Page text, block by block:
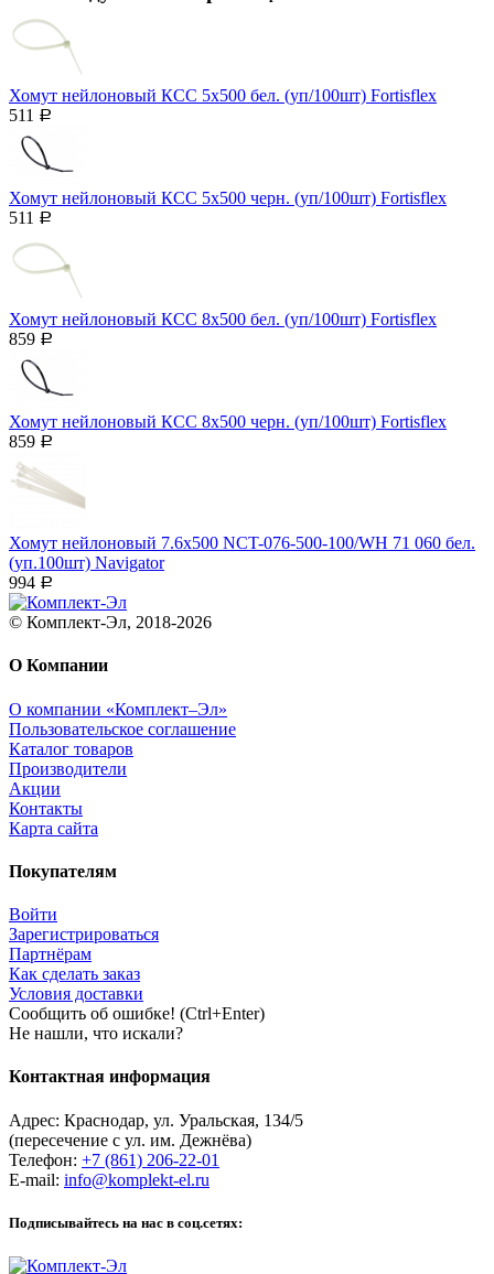
Хомут нейлоновый КСС 5х500 бел. (уп/100шт) Fortisflex
511
Р
Хомут нейлоновый КСС 5х500 черн. (уп/100шт) Fortisflex
511
Р
Хомут нейлоновый КСС 8х500 бел. (уп/100шт) Fortisflex
859 Р
Хомут нейлоновый КСС 8х500 черн. (уп/100шт) Fortisflex
859 Р
Хомут нейлоновый 7.6х500 NCT-076-500-100/WH 71 060 бел.
(уп.100шт) Navigator
994 Р
© Комплект-Эл, 2018-2026
О Компании
О компании «Комплект–Эл»
Пользовательское соглашение
Каталог товаров
Производители
Акции
Контакты
Карта сайта
Покупателям
Войти
Зарегистрироваться
Партнёрам
Как сделать заказ
Условия доставки
Сообщить об ошибке! (Ctrl+Enter)
Не нашли, что искали?
Контактная информация
Адрес: Краснодар, ул. Уральская, 134/5
(пересечение с ул. им. Дежнёва)
Телефон: +7 (861) 206-22-01
E-mail: info@komplekt-el.ru
Подписывайтесь на нас в соц.сетях: